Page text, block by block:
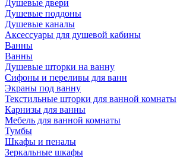
Душевые двери
Душевые поддоны
Душевые каналы
Аксессуары для душевой кабины
Ванны
Ванны
Душевые шторки на ванну
Сифоны и переливы для ванн
Экраны под ванну
Текстильные шторки для ванной комнаты
Карнизы для ванны
Мебель для ванной комнаты
Тумбы
Шкафы и пеналы
Зеркальные шкафы